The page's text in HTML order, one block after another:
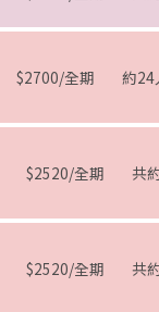
$2700/全期 約24
$2520/全期 共
$2520/全期 共